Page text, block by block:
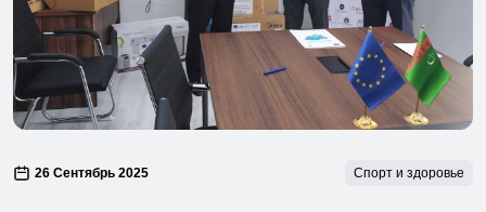
26 Сентябрь 2025 Спорт и здоровье